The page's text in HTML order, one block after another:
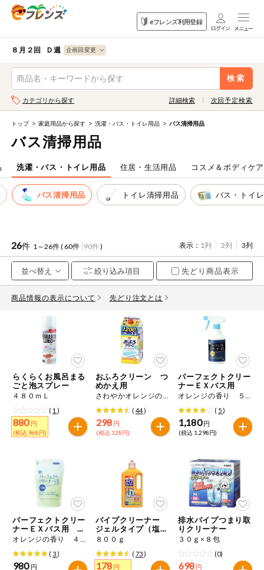
eフレンズ利用登録
ログイン
生協加入はこちら
登録から開始まで
注文番号注文
お気に入り注文
注文履歴注文
WEBカタログ
先着限定から探す
人気カテゴリ
食品から探す
家庭用品から探す
目的から探す
生協独自
８月２回 Ｄ週
検索
食品
から探す
目的
から探す
果物
野菜
肉・ハム・ソ
ーセージ
魚介・加工品
米・雑穀など
パン・ジャム
豆腐・納豆・
こんにゃく
冷凍食品
ミールキット
など
麺類
レトルト・缶
詰・瓶詰
調味料・だ
し・油・ルー
おやつ
果物すべて
カテゴリから探す 詳細検索
検索条件を指定してください。全項目に条件を指定しなくて
も検索できます。
キーワード
キーワードをすべて含む
メーカー名
カテゴリ
アレルゲン情報
特定原材料と特定原材料に準ずるものが含まれていない商品
を検索できます。
小麦 卵
落花生 かに くるみ
特定原材料に準ずるもの
アーモンド あわび いか
次回予定検索
トップ 家庭用品から探す 洗濯・バス・トイレ用品 バス清掃用品
バス清掃用品
洗濯・バス・トイレ用品 住居・生活用品 コスメ＆ボディケア
バス清掃用品 トイレ清掃用品 バス・トイ
26件 1～26件 ( 60件 90件) 表示： 1列 2列 3列
先どり商品表示
商品情報の表示について 先どり注文とは
らくらくお風呂まる
ごと泡スプレー
４８０ｍＬ
( 1 )
880 円
(税込 968円)
おふろクリーン つ
めかえ用
さわやかオレンジの香り １２００ｍＬ
( 44)
298 円
(税込 328円)
パーフェクトクリー
ナーＥＸバス用
オレンジの香り ５００ｍＬ
( 5)
1,180 円
(税込 1,298円)
パーフェクトクリー
ナーＥＸバス用 つ
めかえ用
オレンジの香り ４８０ｍＬ
(3)
980 円
パイプクリーナー
ジェルタイプ（塩素
系）
８００ｇ
( 73)
178 円
排水パイプつまり取
りクリーナー
３０ｇ×８包
(0)
698 円